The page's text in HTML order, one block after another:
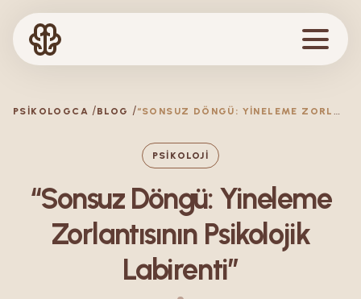
PSIKOLOGCA BLOG “
SONSUZ DÖNGÜ: YINELEME ZORLANTISININ PSIKOLOJIK LABIRENTI”
PSIKOLOJI
“Sonsuz Döngü: Yineleme
Zorlantısının Psikolojik
Labirenti”